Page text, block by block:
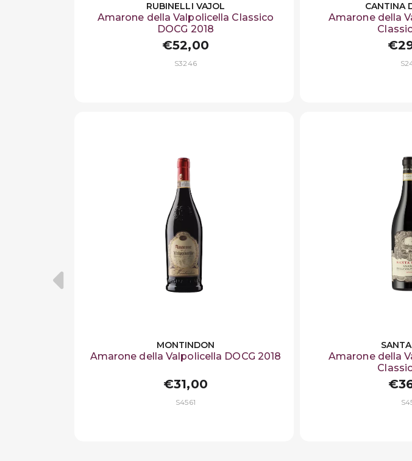
RUBINELLI VAJOL
Amarone della Valpolicella Classico
DOCG 2018
€52,00
S3246
CANTINA
Amarone della
MONTINDON
Amarone della Valpolicella DOCG 2018
€31,00
S4561
Amarone della